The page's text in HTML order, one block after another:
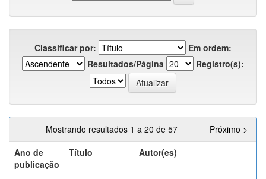
Classificar por:
Em ordem:
Resultados/Página
Registro(s):
Mostrando resultados 1 a 20 de 57
Próximo >
Ano de
publicação
Título Autor(es)